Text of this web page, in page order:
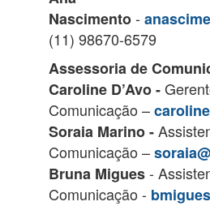
Nascimento-
(11) 98670-6579
Assessoria de
Caroline D’Avo -
Comunicação –
Soraia Marino -
Comunicação –
Bruna Migues-
Comunicação -